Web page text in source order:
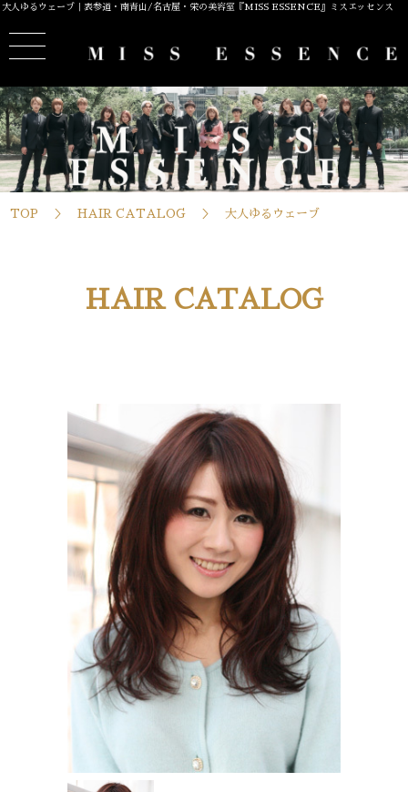
大人ゆるウェーブ｜表参道・南青山/名古屋・栄の美容室『MISS ESSENCE』ミスエッセンス
TOP HAIR CATALOG 大人ゆるウェーブ
HAIR CATALOG